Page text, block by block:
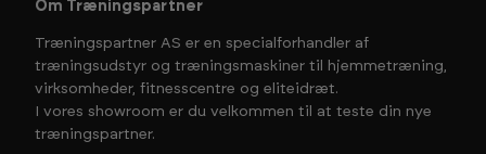
Om Træningspartner
Træningspartner AS er en specialforhandler af
træningsudstyr og træningsmaskiner til hjemmetræning,
virksomheder, fitnesscentre og eliteidræt.
I vores showroom er du velkommen til at teste din nye
træningspartner.